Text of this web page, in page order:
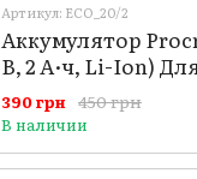
Артикул: ECO_20/2
Аккумулятор
В, 2 А·ч, Li-Ion)
аккумуляторных
450 грн
390 грн
В наличии